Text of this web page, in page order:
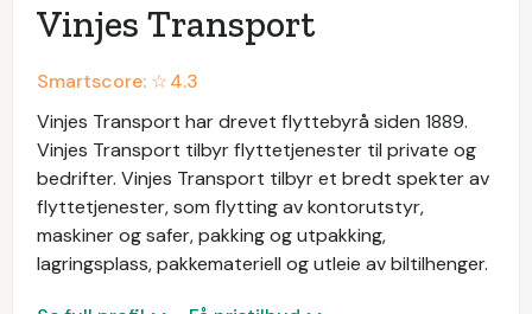
Vinjes Transport
Smartscore: ☆4.3
Vinjes Transport har drevet flyttebyrå siden 1889.
Vinjes Transport tilbyr flyttetjenester til private og
bedrifter. Vinjes Transport tilbyr et bredt spekter av
flyttetjenester, som flytting av kontorutstyr,
maskiner og safer, pakking og utpakking,
lagringsplass, pakkemateriell og utleie av biltilhenger.